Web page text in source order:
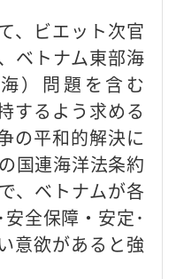
、ビエット次官
ベトナム東部海
）問題を含む
するよう求める
の平和的解決に
国連海洋法条約
、ベトナムが各
全保障・安定･
意欲があると強